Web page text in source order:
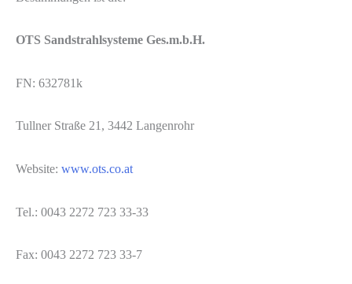
OTS Sandstrahlsysteme Ges.m.b.H.
FN: 632781k
Tullner Straße 21, 3442 Langenrohr
Website: www.ots.co.at
Tel.: 0043 2272 723 33-33
Fax: 0043 2272 723 33-7